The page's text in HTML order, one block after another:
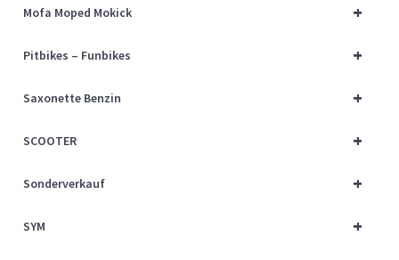
+
Mofa Moped Mokick
+
Pitbikes – Funbikes
+
Saxonette Benzin
+
SCOOTER
+
Sonderverkauf
+
SYM